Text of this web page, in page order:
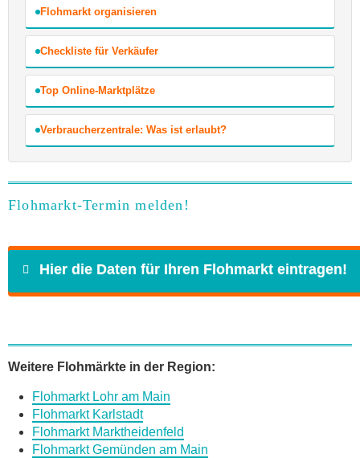
Flohmarkt organisieren
Checkliste für Verkäufer
Top Online-Marktplätze
Verbraucherzentrale: Was ist erlaubt?
Flohmarkt-Termin melden!
Hier die Daten für Ihren Flohmarkt eintragen!
E-Mail*
Weitere Flohmärkte in der Region:
Flohmarkt Lohr am Main
Flohmarkt Karlstadt
Flohmarkt Marktheidenfeld
Flohmarkt Gemünden am Main